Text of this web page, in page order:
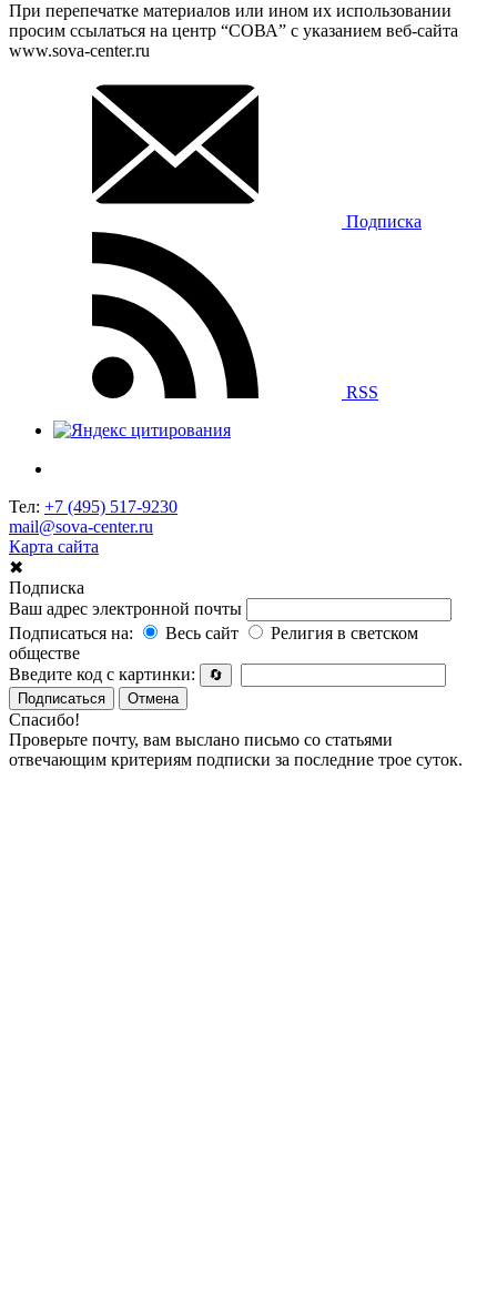
При перепечатке материалов или ином их использовании
просим ссылаться на центр “СОВА” с указанием веб-сайта
www.sova-center.ru
Подписка
RSS
Тел: +7 (495) 517-9230
mail@sova-center.ru
Карта сайта
✖
Подписка
Ваш адрес электронной почты
Подписаться на:
Весь сайт
Религия в светском
обществе
Введите код с картинки:
🔄
Подписаться
Отмена
Спасибо!
Проверьте почту, вам выслано письмо со статьями
отвечающим критериям подписки за последние трое суток.